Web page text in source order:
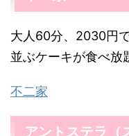
大人60分、2030円
並ぶケーキが食べ放
不二家
アントステラ（